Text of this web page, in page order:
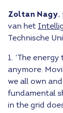
Zoltan Nagy,
van het
Technische
1. ‘The
anymore.
we all own
fundamental
in the grid